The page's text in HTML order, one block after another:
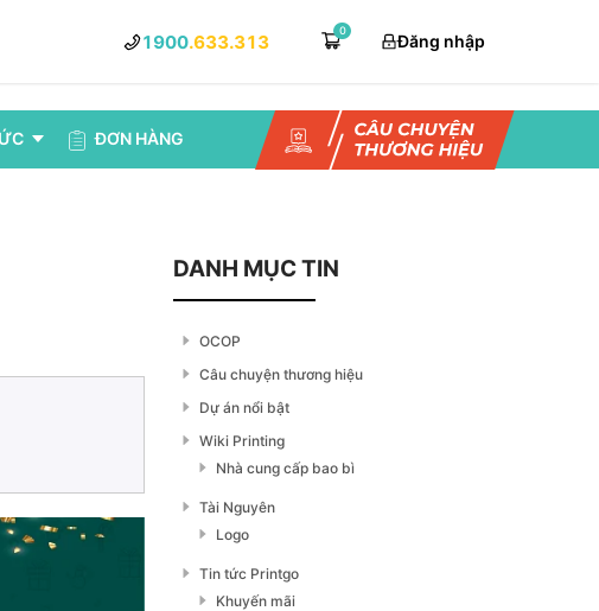
1900.633.313
0
Đăng nhập
ĐƠN HÀNG
DANH MỤC TIN
OCOP
Câu chuyện thương hiệu
Dự án nổi bật
Wiki Printing
Nhà cung cấp bao bì
Tài Nguyên
Logo
Tin tức Printgo
Khuyến mãi